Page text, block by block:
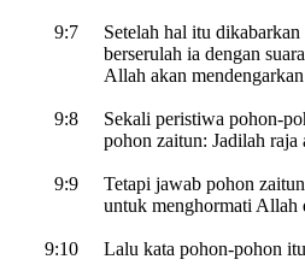
9:7
Setelah hal itu
berserulah ia dengan
Allah akan
9:8
Sekali peristiwa pohon-
pohon zaitun: Jadilah raja
9:9
Tetapi jawab pohon
untuk menghormati Allah
9:10 Lalu kata pohon-pohon